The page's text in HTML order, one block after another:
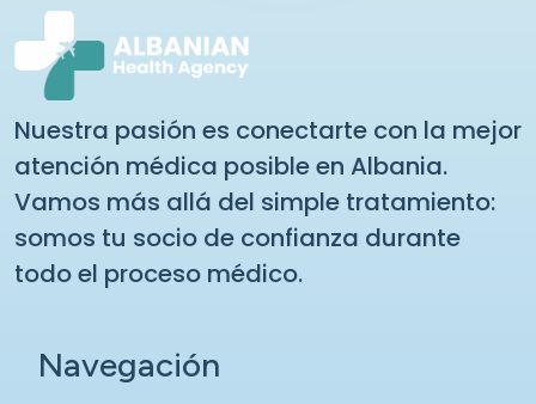
Nuestra pasión es conectarte con la mejor
atención médica posible en Albania.
Vamos más allá del simple tratamiento:
somos tu socio de confianza durante
todo el proceso médico.
Navegación